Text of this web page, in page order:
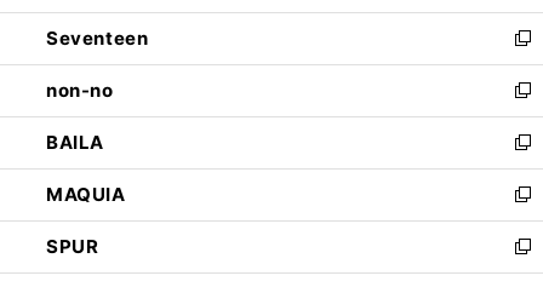
開
く
ウ
で
開
く
ン
ド
ウ
で
開
く
Seventeen
新
し
い
ウ
ィ
ン
ド
ウ
で
開
non-no
新
し
い
ウ
ィ
ン
ド
ウ
BAILA
新
し
い
ウ
ィ
ン
MAQUIA
新
し
い
ウ
SPUR
新
し